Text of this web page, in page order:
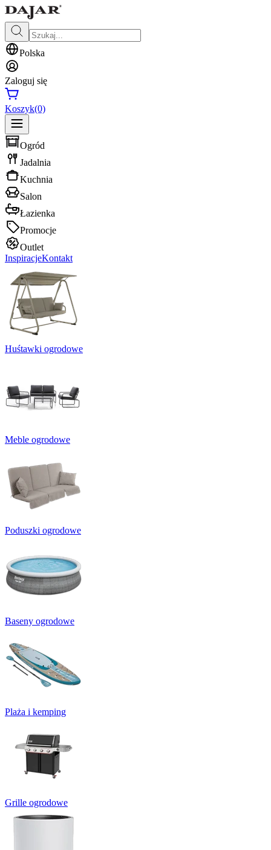
Polska
Zaloguj się
Koszyk(0)
Ogród
Jadalnia
Kuchnia
Salon
Łazienka
Promocje
Outlet
InspiracjeKontakt
Huśtawki ogrodowe
Meble ogrodowe
Poduszki ogrodowe
Baseny ogrodowe
Plaża i kemping
Grille ogrodowe